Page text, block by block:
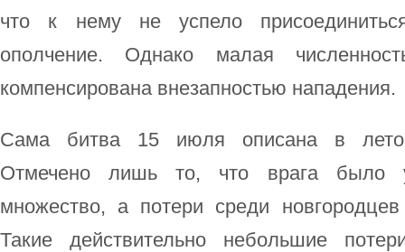
что к нему не успело
ополчение. Однако малая
компенсирована внезапностью нападения.
Сама битва 15 июля описана в
Отмечено лишь то, что врага было
множество, а потери среди
Такие действительно небольшие